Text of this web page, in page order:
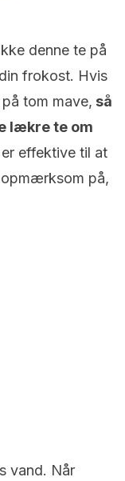
denne te på
frokost. Hvis
tom mave, så
lækre te om
effektive til at
på,
vand. Når